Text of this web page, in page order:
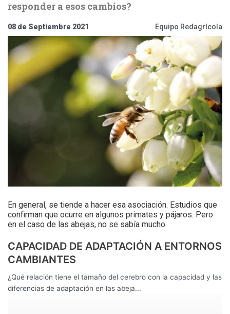
responder a esos cambios?
08 de Septiembre 2021 Equipo Redagrícola
En general, se tiende a hacer esa asociación. Estudios que
confirman que ocurre en algunos primates y pájaros. Pero
en el caso de las abejas, no se sabía mucho.
CAPACIDAD DE ADAPTACIÓN A ENTORNOS
CAMBIANTES
¿Qué relación tiene el tamaño del cerebro con la capacidad y las
diferencias de adaptación en las abeja...